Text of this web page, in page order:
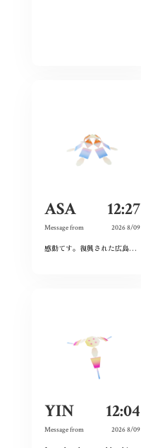
ASA 12:27
Message from 2026 8/09
感動てす。復興された広島人の底力と企業力を改めて知らされました！
YIN 12:04
Message from 2026 8/09